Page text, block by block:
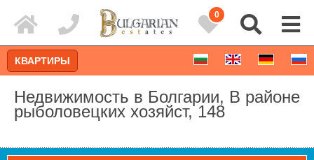
0
КВАРТИРЫ
Недвижимость в Болгарии, В районе
рыболовецких хозяйст, 148